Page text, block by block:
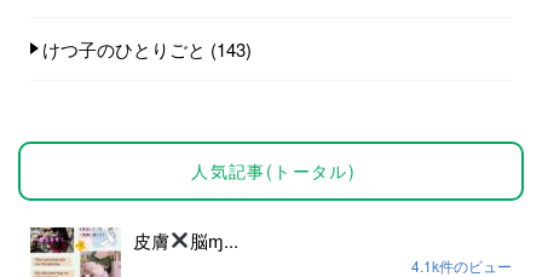
けつ子のひとりごと (143)
人気記事(トータル)
皮膚 脳ɱ...
4.1k件のビュー